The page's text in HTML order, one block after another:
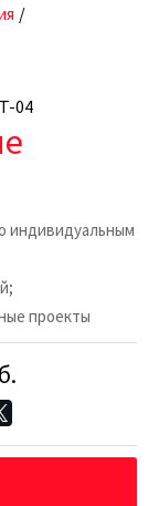
/
индивидуальным
проекты